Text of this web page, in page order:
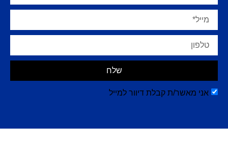
אני מאשר/ת קבלת דיוור למייל
שלח